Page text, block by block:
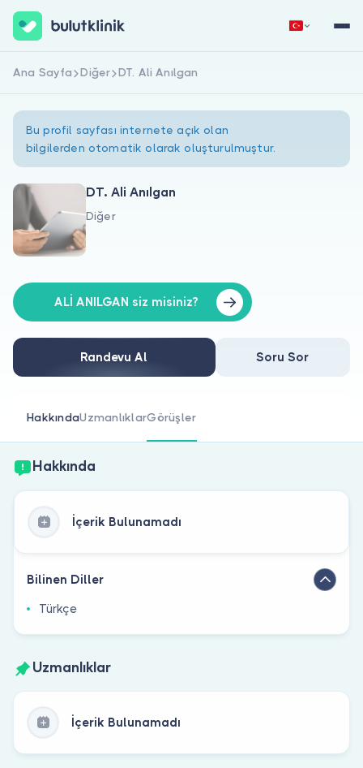
Hakkımızda
Doktorlar için
Doktor musunuz?
Hemen Kaydol
Ana Sayfa Diğer DT. Ali Anılgan
Bu profil sayfası internete açık olan
bilgilerden otomatik olarak oluşturulmuştur.
DT. Ali Anılgan
Diğer
ALİ ANILGAN siz misiniz?
Randevu Al Soru Sor
HakkındaUzmanlıklarGörüşler
Hakkında
İçerik Bulunamadı
Bilinen Diller
Türkçe
Uzmanlıklar
İçerik Bulunamadı